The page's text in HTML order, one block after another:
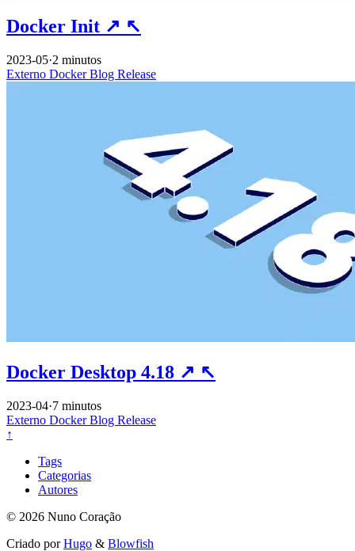
Docker Init ↗ ↖
2023-05·2 minutos
Externo DockerBlog Release
Docker Desktop 4.18 ↗ ↖
2023-04·7 minutos
Externo DockerBlog Release
↑
Tags
Categorias
Autores
© 2026 Nuno Coração
Criado porHugo & Blowfish